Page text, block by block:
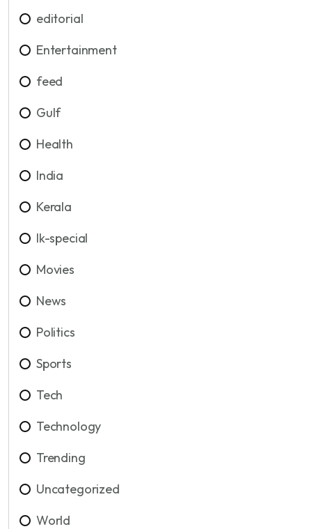
editorial
Entertainment
feed
Gulf
Health
India
Kerala
lk-special
Movies
News
Politics
Sports
Tech
Technology
Trending
Uncategorized
World